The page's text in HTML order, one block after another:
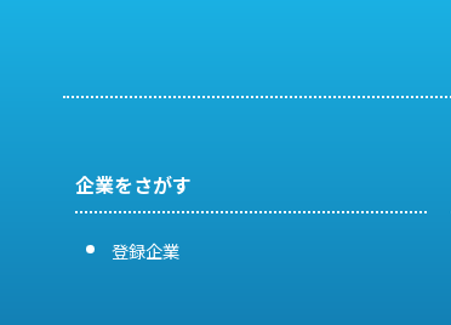
企業をさがす
登録企業